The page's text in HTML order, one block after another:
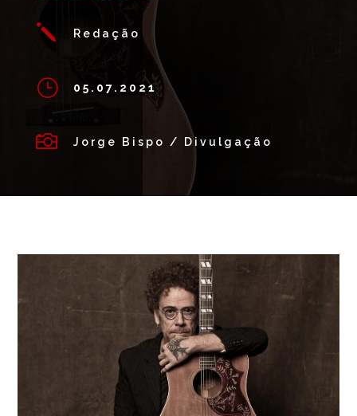
j Redação
} 05.07.2021
 Jorge Bispo / Divulgação